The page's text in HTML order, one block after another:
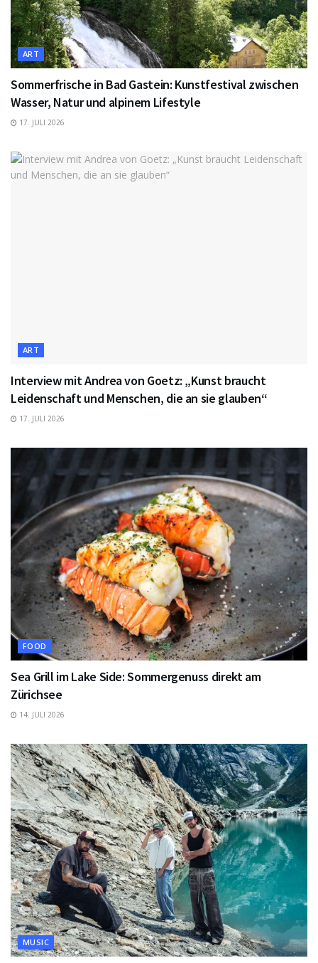
ART
Sommerfrische in Bad Gastein: Kunstfestival zwischen
Wasser, Natur und alpinem Lifestyle
17. JULI 2026
ART
Interview mit Andrea von Goetz: „Kunst braucht
Leidenschaft und Menschen, die an sie glauben“
17. JULI 2026
FOOD
Sea Grill im Lake Side: Sommergenuss direkt am
Zürichsee
14. JULI 2026
MUSIC